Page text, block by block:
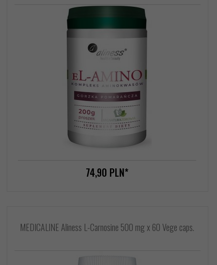
74,90 PLN*
MEDICALINE Aliness L-Carnosine 500 mg x 60 Vege caps.